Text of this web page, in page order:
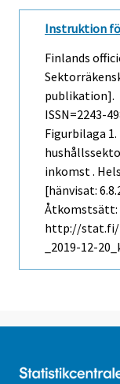
Instruktion
Finlands
publikation].
ISSN=2243-
Figurbilaga
inkomst .
[hänvisat:
Åtkomstsätt:
http://stat.fi/
_2019-12-